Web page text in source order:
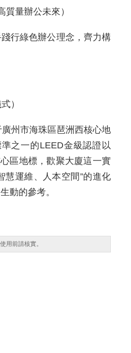
質量辦公未來）
行綠色辦公理念，齊力構
）
州市海珠區琶洲西核心地
之一的LEED金級認證以
區地標，歡聚大廈這一實
慧運維、人本空間”的進化
動的參考。
用前請核實。